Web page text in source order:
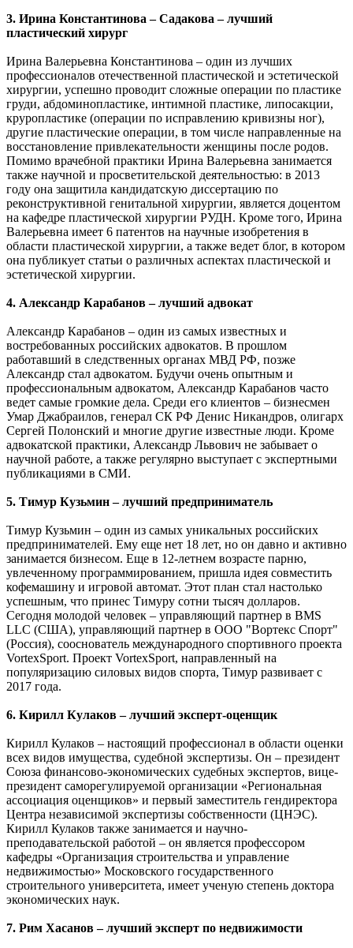
3. Ирина Константинова – Садакова – лучший
пластический хирург
Ирина Валерьевна Константинова – один из лучших
профессионалов отечественной пластической и эстетической
хирургии, успешно проводит сложные операции по пластике
груди, абдоминопластике, интимной пластике, липосакции,
круропластике (операции по исправлению кривизны ног),
другие пластические операции, в том числе направленные на
восстановление привлекательности женщины после родов.
Помимо врачебной практики Ирина Валерьевна занимается
также научной и просветительской деятельностью: в 2013
году она защитила кандидатскую диссертацию по
реконструктивной генитальной хирургии, является доцентом
на кафедре пластической хирургии РУДН. Кроме того, Ирина
Валерьевна имеет 6 патентов на научные изобретения в
области пластической хирургии, а также ведет блог, в котором
она публикует статьи о различных аспектах пластической и
эстетической хирургии.
4. Александр Карабанов – лучший адвокат
Александр Карабанов – один из самых известных и
востребованных российских адвокатов. В прошлом
работавший в следственных органах МВД РФ, позже
Александр стал адвокатом. Будучи очень опытным и
профессиональным адвокатом, Александр Карабанов часто
ведет самые громкие дела. Среди его клиентов – бизнесмен
Умар Джабраилов, генерал СК РФ Денис Никандров, олигарх
Сергей Полонский и многие другие известные люди. Кроме
адвокатской практики, Александр Львович не забывает о
научной работе, а также регулярно выступает с экспертными
публикациями в СМИ.
5. Тимур Кузьмин – лучший предприниматель
Тимур Кузьмин – один из самых уникальных российских
предпринимателей. Ему еще нет 18 лет, но он давно и активно
занимается бизнесом. Еще в 12-летнем возрасте парню,
увлеченному программированием, пришла идея совместить
кофемашину и игровой автомат. Этот план стал настолько
успешным, что принес Тимуру сотни тысяч долларов.
Сегодня молодой человек – управляющий партнер в BMS
LLC (США), управляющий партнер в ООО "Вортекс Спорт"
(Россия), сооснователь международного спортивного проекта
VortexSport. Проект VortexSport, направленный на
популяризацию силовых видов спорта, Тимур развивает с
2017 года.
6. Кирилл Кулаков – лучший эксперт-оценщик
Кирилл Кулаков – настоящий профессионал в области оценки
всех видов имущества, судебной экспертизы. Он – президент
Союза финансово-экономических судебных экспертов, вице-
президент саморегулируемой организации «Региональная
ассоциация оценщиков» и первый заместитель гендиректора
Центра независимой экспертизы собственности (ЦНЭС).
Кирилл Кулаков также занимается и научно-
преподавательской работой – он является профессором
кафедры «Организация строительства и управление
недвижимостью» Московского государственного
строительного университета, имеет ученую степень доктора
экономических наук.
7. Рим Хасанов – лучший эксперт по недвижимости